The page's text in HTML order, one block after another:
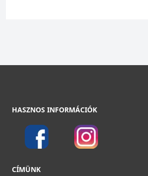
HASZNOS INFORMÁCIÓK
CÍMÜNK